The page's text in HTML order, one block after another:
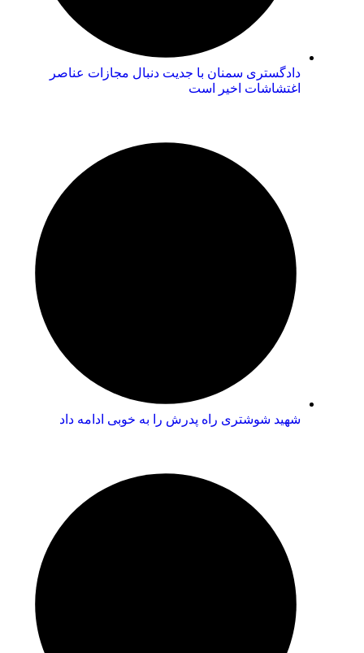
دادگستری سمنان با جدیت دنبال مجازات عناصر
اغتشاشات اخیر است
شهید شوشتری راه پدرش را به خوبی ادامه داد